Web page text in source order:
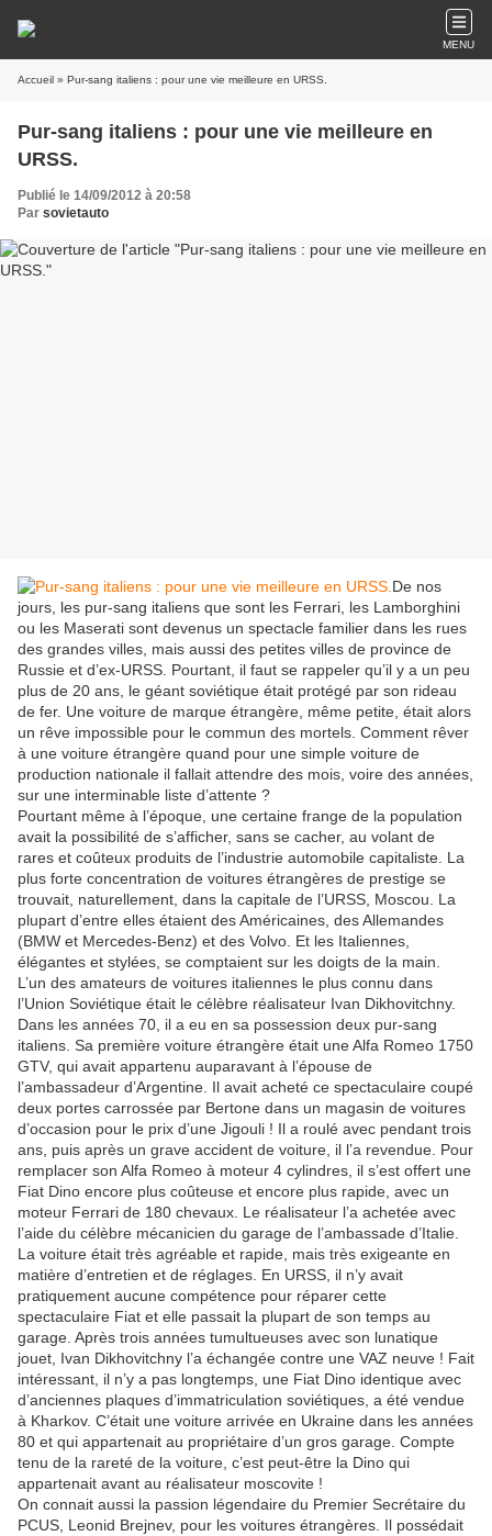
MENU
Accueil » Pur-sang italiens : pour une vie meilleure en URSS.
Pur-sang italiens : pour une vie meilleure en
URSS.
Publié le 14/09/2012 à 20:58
Par sovietauto
De nos
jours, les pur-sang italiens que sont les Ferrari, les Lamborghini
ou les Maserati sont devenus un spectacle familier dans les rues
des grandes villes, mais aussi des petites villes de province de
Russie et d’ex-URSS. Pourtant, il faut se rappeler qu’il y a un peu
plus de 20 ans, le géant soviétique était protégé par son rideau
de fer. Une voiture de marque étrangère, même petite, était alors
un rêve impossible pour le commun des mortels. Comment rêver
à une voiture étrangère quand pour une simple voiture de
production nationale il fallait attendre des mois, voire des années,
sur une interminable liste d’attente ?
Pourtant même à l’époque, une certaine frange de la population
avait la possibilité de s’afficher, sans se cacher, au volant de
rares et coûteux produits de l’industrie automobile capitaliste. La
plus forte concentration de voitures étrangères de prestige se
trouvait, naturellement, dans la capitale de l’URSS, Moscou. La
plupart d’entre elles étaient des Américaines, des Allemandes
(BMW et Mercedes-Benz) et des Volvo. Et les Italiennes,
élégantes et stylées, se comptaient sur les doigts de la main.
L’un des amateurs de voitures italiennes le plus connu dans
l’Union Soviétique était le célèbre réalisateur Ivan Dikhovitchny.
Dans les années 70, il a eu en sa possession deux pur-sang
italiens. Sa première voiture étrangère était une Alfa Romeo 1750
GTV, qui avait appartenu auparavant à l’épouse de
l’ambassadeur d’Argentine. Il avait acheté ce spectaculaire coupé
deux portes carrossée par Bertone dans un magasin de voitures
d’occasion pour le prix d’une Jigouli ! Il a roulé avec pendant trois
ans, puis après un grave accident de voiture, il l’a revendue. Pour
remplacer son Alfa Romeo à moteur 4 cylindres, il s’est offert une
Fiat Dino encore plus coûteuse et encore plus rapide, avec un
moteur Ferrari de 180 chevaux. Le réalisateur l’a achetée avec
l’aide du célèbre mécanicien du garage de l’ambassade d’Italie.
La voiture était très agréable et rapide, mais très exigeante en
matière d’entretien et de réglages. En URSS, il n’y avait
pratiquement aucune compétence pour réparer cette
spectaculaire Fiat et elle passait la plupart de son temps au
garage. Après trois années tumultueuses avec son lunatique
jouet, Ivan Dikhovitchny l’a échangée contre une VAZ neuve ! Fait
intéressant, il n’y a pas longtemps, une Fiat Dino identique avec
d’anciennes plaques d’immatriculation soviétiques, a été vendue
à Kharkov. C’était une voiture arrivée en Ukraine dans les années
80 et qui appartenait au propriétaire d’un gros garage. Compte
tenu de la rareté de la voiture, c’est peut-être la Dino qui
appartenait avant au réalisateur moscovite !
On connait aussi la passion légendaire du Premier Secrétaire du
PCUS, Leonid Brejnev, pour les voitures étrangères. Il possédait